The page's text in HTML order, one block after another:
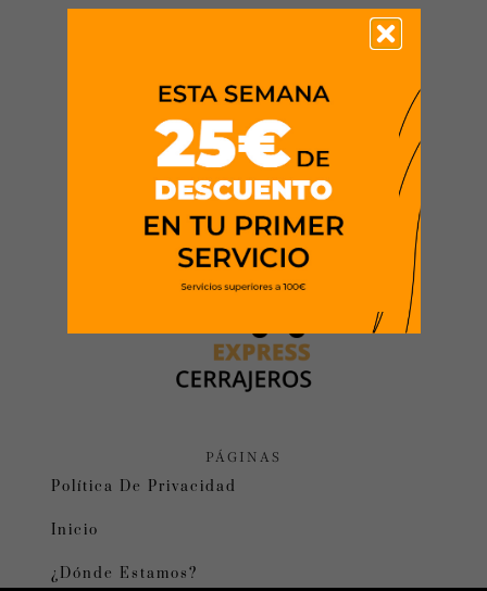
PÁGINAS
Política De Privacidad
Inicio
¿Dónde Estamos?